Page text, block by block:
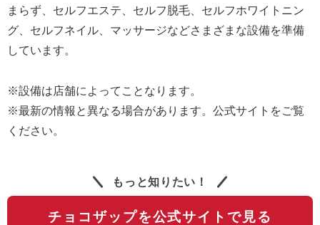
まらず、セルフエステ、セルフ脱毛、セルフホワイトニン
グ、セルフネイル、マッサージなどさまざまな設備を準備
しています。
※設備は店舗によってことなります。
※最新の情報と異なる場合があります。公式サイトをご覧
ください。
もっと知りたい！
チョコザップを公式サイトで見る